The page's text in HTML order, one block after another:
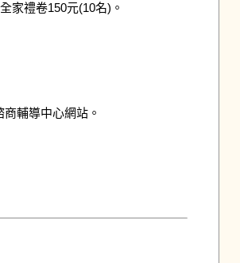
家禮卷150元(10名)。
輔導中心網站。